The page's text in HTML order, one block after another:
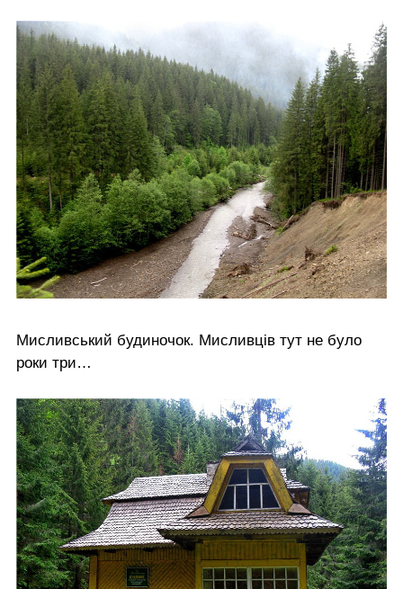
Мисливський будиночок. Мисливців тут не було
роки три…